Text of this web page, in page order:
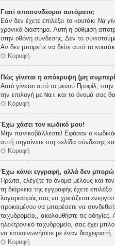
Γιατί αποσυνδέομαι αυτόματα;
Εάν δεν έχετε επιλέξει το κουτάκι Να
χρονικό διάστημα. Αυτή η ρύθμιση
στην οθόνη σύνδεσης. Δεν το
Αν δεν μπορείτε να δείτε αυτό το
Κορυφή
Πώς γίνεται η απόκρυψη (μη
Αυτό γίνεται από το μενού Προφίλ,
την επιλογή με Ναι και το όνομά σας
Κορυφή
Έχω χάσει τον κωδικό μου!
Μην πανικοβάλλεστε! Εφόσον ο
αυτή πηγαίνετε στη σελίδα σύνδεσης
Κορυφή
Έχω κάνει εγγραφή, αλλά δεν
Πρώτα, ελέγξτε το όνομα μέλους και
τη διάρκεια της εγγραφής έχετε
λογαριασμός σας να χρειάζεται
προκειμένου να μπορέσετε να
ταχυδρομείο,, ακολουθήστε τις
ηλεκτρονικό ταχυδρομείο, σας έχει
να επικοινωνήσετε με έναν διαχειριστή.
Κορυφή